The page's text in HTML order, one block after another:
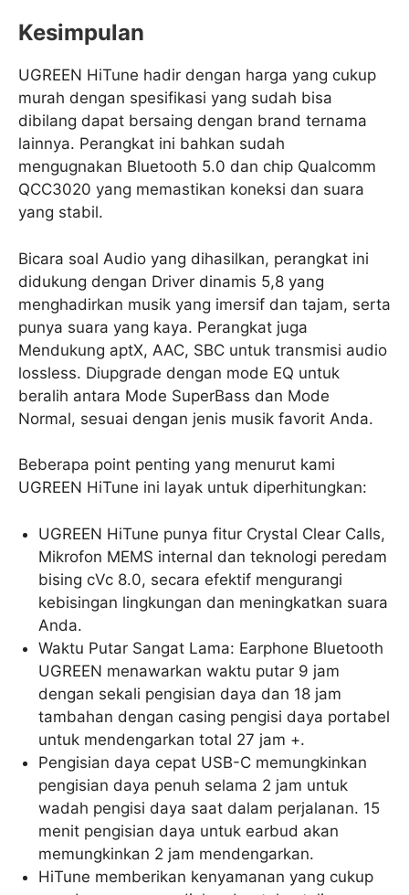
Kesimpulan
UGREEN HiTune hadir dengan harga yang cukup
murah dengan spesifikasi yang sudah bisa
dibilang dapat bersaing dengan brand ternama
lainnya. Perangkat ini bahkan sudah
mengugnakan Bluetooth 5.0 dan chip Qualcomm
QCC3020 yang memastikan koneksi dan suara
yang stabil.
Bicara soal Audio yang dihasilkan, perangkat ini
didukung dengan Driver dinamis 5,8 yang
menghadirkan musik yang imersif dan tajam, serta
punya suara yang kaya. Perangkat juga
Mendukung aptX, AAC, SBC untuk transmisi audio
lossless. Diupgrade dengan mode EQ untuk
beralih antara Mode SuperBass dan Mode
Normal, sesuai dengan jenis musik favorit Anda.
Beberapa point penting yang menurut kami
UGREEN HiTune ini layak untuk diperhitungkan:
UGREEN HiTune punya fitur Crystal Clear Calls,
Mikrofon MEMS internal dan teknologi peredam
bising cVc 8.0, secara efektif mengurangi
kebisingan lingkungan dan meningkatkan suara
Anda.
Waktu Putar Sangat Lama: Earphone Bluetooth
UGREEN menawarkan waktu putar 9 jam
dengan sekali pengisian daya dan 18 jam
tambahan dengan casing pengisi daya portabel
untuk mendengarkan total 27 jam +.
Pengisian daya cepat USB-C memungkinkan
pengisian daya penuh selama 2 jam untuk
wadah pengisi daya saat dalam perjalanan. 15
menit pengisian daya untuk earbud akan
memungkinkan 2 jam mendengarkan.
HiTune memberikan kenyamanan yang cukup